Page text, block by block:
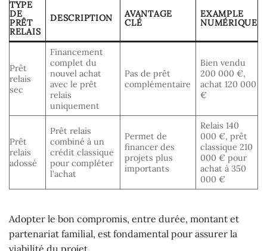
TYPE
DE
PRÊT
RELAIS
DESCRIPTION
AVANTAGE
CLÉ
EXAMPLE
NUMÉRIQUE
Prêt
relais
sec
Financement
complet du
nouvel achat
avec le prêt
relais
uniquement
Pas de prêt
complémentaire
Bien vendu
200 000 €,
achat 120 000
€
Prêt
relais
adossé
Prêt relais
combiné à un
crédit classique
pour compléter
l’achat
Permet de
financer des
projets plus
importants
Relais 140
000 €, prêt
classique 210
000 € pour
achat à 350
000 €
Adopter le bon compromis, entre durée, montant et
partenariat familial, est fondamental pour assurer la
viabilité du projet.